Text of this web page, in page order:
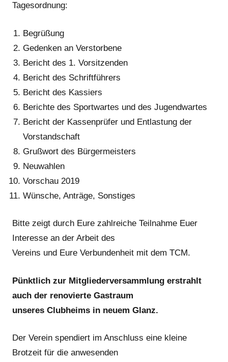
Tagesordnung:
Begrüßung
Gedenken an Verstorbene
Bericht des 1. Vorsitzenden
Bericht des Schriftführers
Bericht des Kassiers
Berichte des Sportwartes und des Jugendwartes
Bericht der Kassenprüfer und Entlastung der
Vorstandschaft
Grußwort des Bürgermeisters
Neuwahlen
Vorschau 2019
Wünsche, Anträge, Sonstiges
Bitte zeigt durch Eure zahlreiche Teilnahme Euer
Interesse an der Arbeit des
Vereins und Eure Verbundenheit mit dem TCM.
Pünktlich zur Mitgliederversammlung erstrahlt
auch der renovierte Gastraum
unseres Clubheims in neuem Glanz.
Der Verein spendiert im Anschluss eine kleine
Brotzeit für die anwesenden